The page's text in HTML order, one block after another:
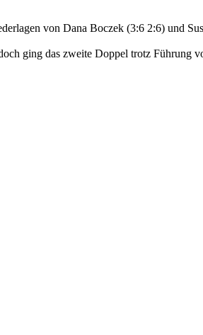
von Dana Boczek (3:6 2:6) und
ging das zweite Doppel trotz Führung